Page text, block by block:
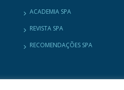
ACADEMIA SPA
REVISTA SPA
RECOMENDAÇÕES SPA